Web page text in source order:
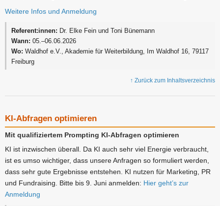
Weitere Infos und Anmeldung
Referent:innen: Dr. Elke Fein und Toni Bünemann
Wann: 05.–06.06.2026
Wo: Waldhof e.V., Akademie für Weiterbildung, Im Waldhof 16, 79117
Freiburg
↑ Zurück zum Inhaltsverzeichnis
KI-Abfragen optimieren
Mit qualifiziertem Prompting KI-Abfragen optimieren
KI ist inzwischen überall. Da KI auch sehr viel Energie verbraucht,
ist es umso wichtiger, dass unsere Anfragen so formuliert werden,
dass sehr gute Ergebnisse entstehen. KI nutzen für Marketing, PR
und Fundraising. Bitte bis 9. Juni anmelden: Hier geht’s zur
Anmeldung